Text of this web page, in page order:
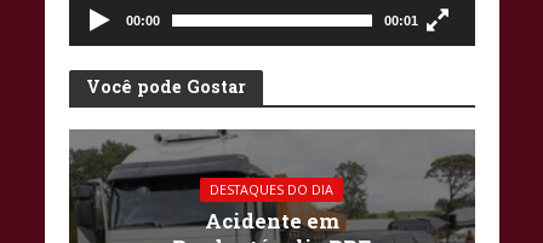
00:00 00:01
Você pode Gostar
DESTAQUES DO DIA
Acidente em